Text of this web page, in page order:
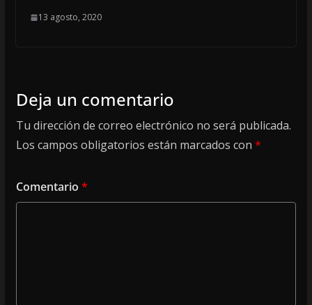
13 agosto, 2020
Deja un comentario
Tu dirección de correo electrónico no será publicada.
Los campos obligatorios están marcados con *
Comentario *